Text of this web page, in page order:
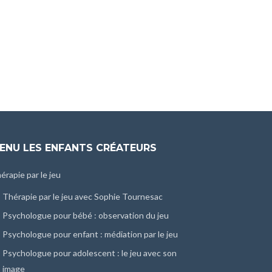
LES ENFANTS CRÉATEURS
par le jeu
Thérapie par le jeu avec Sophie Tournesac
Psychologue pour bébé : observation du jeu
Psychologue pour enfant : médiation par le jeu
Psychologue pour adolescent : le jeu avec son
image